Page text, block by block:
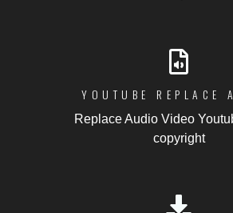
YOUTUBE REPLACE
Replace Audio Video
copyright